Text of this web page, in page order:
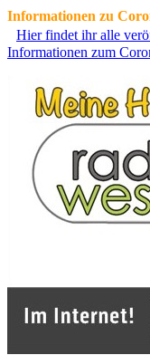
Informationen zu
Hier findet ihr alle
Informationen zum